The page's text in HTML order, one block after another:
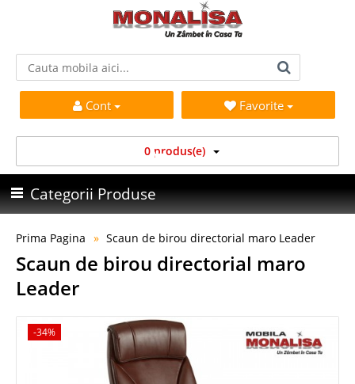
Cont Favorite
0 produs(e)
Categorii Produse
Prima Pagina Scaun de birou directorial maro Leader
Scaun de birou directorial maro
Leader
-34%